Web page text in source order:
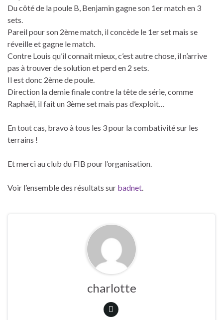
Du côté de la poule B, Benjamin gagne son 1er match en 3
sets.
Pareil pour son 2ème match, il concède le 1er set mais se
réveille et gagne le match.
Contre Louis qu’il connait mieux, c’est autre chose, il n’arrive
pas à trouver de solution et perd en 2 sets.
Il est donc 2ème de poule.
Direction la demie finale contre la tête de série, comme
Raphaël, il fait un 3ème set mais pas d’exploit…
En tout cas, bravo à tous les 3 pour la combativité sur les
terrains !
Et merci au club du FIB pour l’organisation.
Voir l’ensemble des résultats sur badnet.
charlotte